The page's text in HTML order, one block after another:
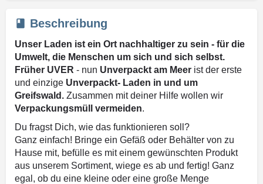
Beschreibung
Unser Laden ist ein Ort nachhaltiger zu sein - für die
Umwelt, die Menschen um sich und sich selbst.
Früher UVER - nun Unverpackt am Meer ist der erste
und einzige Unverpackt- Laden in und um
Greifswald. Zusammen mit deiner Hilfe wollen wir
Verpackungsmüll vermeiden.
Du fragst Dich, wie das funktionieren soll?
Ganz einfach! Bringe ein Gefäß oder Behälter von zu
Hause mit, befülle es mit einem gewünschten Produkt
aus unserem Sortiment, wiege es ab und fertig! Ganz
egal, ob du eine kleine oder eine große Menge